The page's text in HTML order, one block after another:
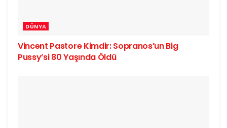
DÜNYA
Vincent Pastore Kimdir: Sopranos’un Big
Pussy’si 80 Yaşında Öldü